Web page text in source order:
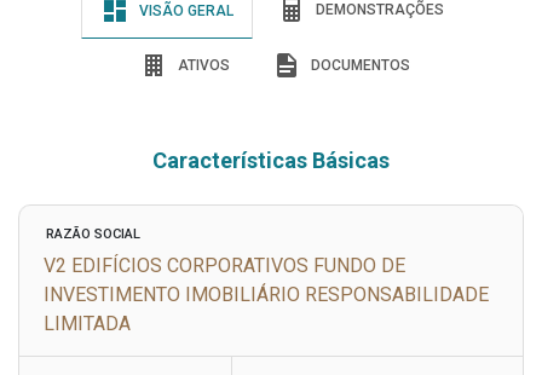
VISÃO GERAL DEMONSTRAÇÕES
ATIVOS DOCUMENTOS
Características Básicas
RAZÃO SOCIAL
V2 EDIFÍCIOS CORPORATIVOS FUNDO DE
INVESTIMENTO IMOBILIÁRIO RESPONSABILIDADE
LIMITADA